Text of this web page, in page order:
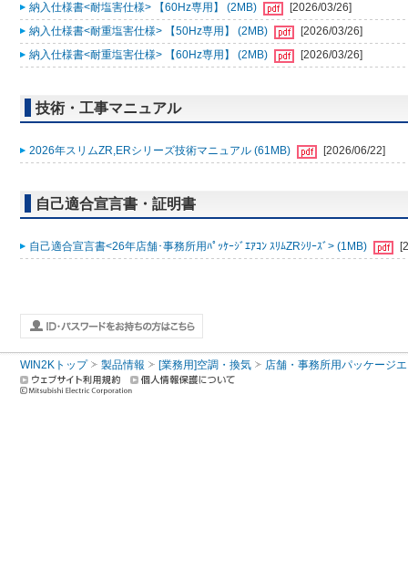
納入仕様書<耐塩害仕様> 【60Hz専用】 (2MB)
[2026/03/26]
納入仕様書<耐重塩害仕様> 【50Hz専用】 (2MB)
[2026/03/26]
納入仕様書<耐重塩害仕様> 【60Hz専用】 (2MB)
[2026/03/26]
技術・工事マニュアル
2026年スリムZR,ERシリーズ技術マニュアル (61MB) [2026/06/22]
自己適合宣言書・証明書
自己適合宣言書<26年店舗･事務所用ﾊﾟｯｹｰｼﾞｴｱｺﾝ ｽﾘﾑZRｼﾘｰｽﾞ> (1MB)
WIN2Kトップ 製品情報 [業務用]空調・換気 店舗・事務所用パッケージ